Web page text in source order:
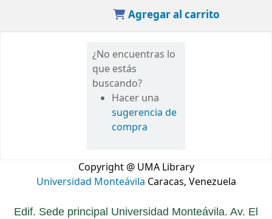
Agregar al carrito
¿No encuentras lo
que estás
buscando?
Hacer una
sugerencia de
compra
Copyright @ UMA Library
Universidad Monteávila Caracas, Venezuela
Edif. Sede principal Universidad Monteávila. Av. El